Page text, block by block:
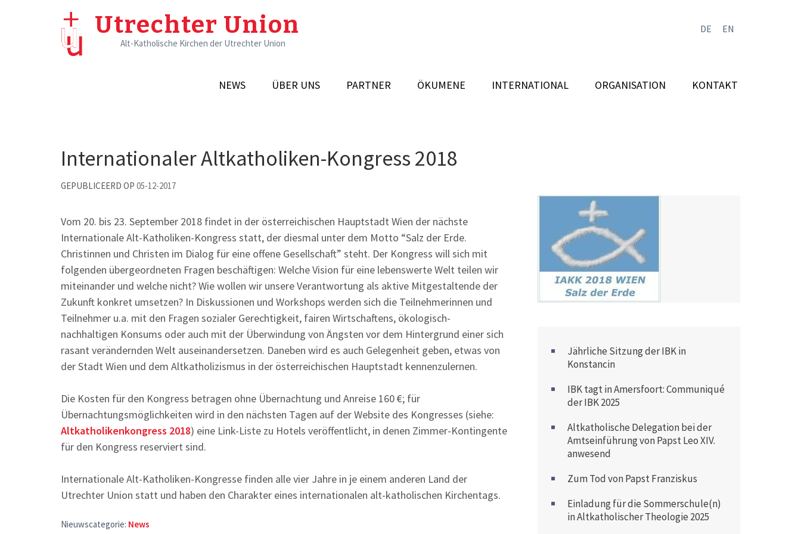
Utrechter Union
Alt-Katholische Kirchen der Utrechter Union
NEWS ÜBER UNS PARTNER ÖKUMENE INTERNATIONAL ORGANISATION KONTAKT
DE EN
Internationaler Altkatholiken-Kongress 2018
GEPUBLICEERD OP 05-12-2017
Vom 20. bis 23. September 2018 findet in der österreichischen Hauptstadt Wien der nächste
Internationale Alt-Katholiken-Kongress statt, der diesmal unter dem Motto “Salz der Erde.
Christinnen und Christen im Dialog für eine offene Gesellschaft” steht. Der Kongress will sich mit
folgenden übergeordneten Fragen beschäftigen: Welche Vision für eine lebenswerte Welt teilen wir
miteinander und welche nicht? Wie wollen wir unsere Verantwortung als aktive Mitgestaltende der
Zukunft konkret umsetzen? In Diskussionen und Workshops werden sich die Teilnehmerinnen und
Teilnehmer u.a. mit den Fragen sozialer Gerechtigkeit, fairen Wirtschaftens, ökologisch-
nachhaltigen Konsums oder auch mit der Überwindung von Ängsten vor dem Hintergrund einer sich
rasant verändernden Welt auseinandersetzen. Daneben wird es auch Gelegenheit geben, etwas von
der Stadt Wien und dem Altkatholizismus in der österreichischen Hauptstadt kennenzulernen.
Die Kosten für den Kongress betragen ohne Übernachtung und Anreise 160 €; für
Übernachtungsmöglichkeiten wird in den nächsten Tagen auf der Website des Kongresses (siehe:
Altkatholikenkongress 2018) eine Link-Liste zu Hotels veröffentlicht, in denen Zimmer-Kontingente
für den Kongress reserviert sind.
Internationale Alt-Katholiken-Kongresse finden alle vier Jahre in je einem anderen Land der
Utrechter Union statt und haben den Charakter eines internationalen alt-katholischen Kirchentags.
Nieuwscategorie: News
Jährliche Sitzung der IBK in
Konstancin
IBK tagt in Amersfoort: Communiqué
der IBK 2025
Altkatholische Delegation bei der
Amtseinführung von Papst Leo XIV.
anwesend
Zum Tod von Papst Franziskus
Einladung für die Sommerschule(n)
in Altkatholischer Theologie 2025